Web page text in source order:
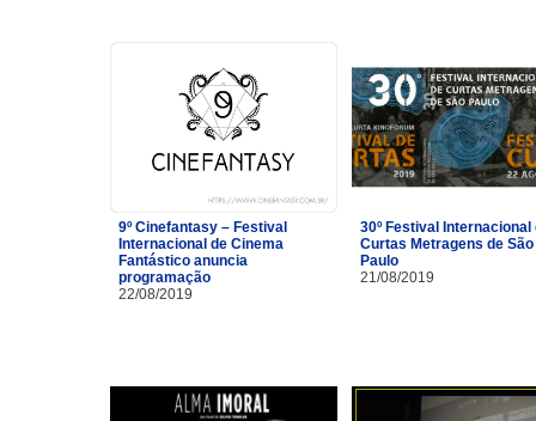
9º Cinefantasy – Festival
Internacional de Cinema
Fantástico anuncia
programação
22/08/2019
30º Festival Internacional
Curtas Metragens de São
Paulo
21/08/2019